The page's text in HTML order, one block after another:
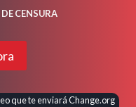
CENSURA
que te enviará Change.org